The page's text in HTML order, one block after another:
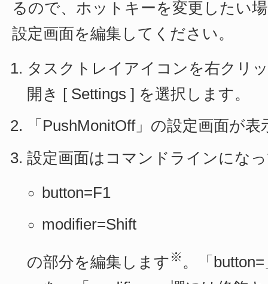
るので、ホットキーを変更したい
設定画面を編集してください。
タスクトレイアイコンを右クリ
開き [ Settings ] を選択します。
「PushMonitOff」の設定画面が
設定画面はコマンドラインにな
button=F1
modifier=Shift
の部分を編集します ※ 。「